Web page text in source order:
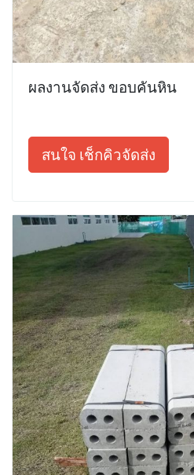
ผลงานจัดส่ง ขอบคันหิน
สนใจ เช็กคิวจัดส่ง